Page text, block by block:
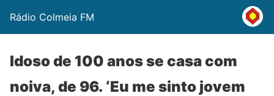
Rádio Colmeia FM
Idoso de 100 anos se casa com
noiva, de 96. ‘Eu me sinto jovem